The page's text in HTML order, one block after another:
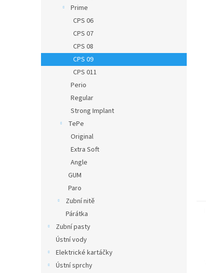
Prime
CPS 06
CPS 07
CPS 08
CPS 09
CPS 011
Perio
Regular
Strong Implant
TePe
Original
Extra Soft
Angle
GUM
Paro
Zubní nitě
Párátka
Zubní pasty
Ústní vody
Elektrické kartáčky
Ústní sprchy